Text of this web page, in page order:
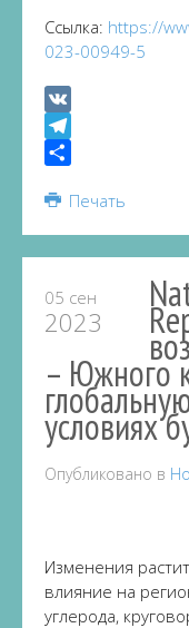
Ссылка: https://
023-00949-5
VK
Telegram
Печать
05 сен
2023
– Южного
условиях
Опубликовано в
Изменения
влияние на
углерода,